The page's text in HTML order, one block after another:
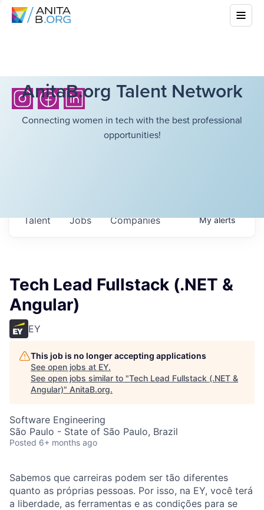
AnitaB.org Talent Network
Connecting women in tech with the best professional
opportunities!
Jobs Companies
Talent Myalerts
Tech Lead Fullstack (.NET &
Angular)
EY
This job is no longer accepting applications
See open jobs at EY.
See open jobs similar to "Tech Lead Fullstack (.NET &
Angular)" AnitaB.org.
Software Engineering
São Paulo - State of São Paulo, Brazil
Posted 6+ months ago
Sabemos que carreiras podem ser tão diferentes
quanto as próprias pessoas. Por isso, na EY, você terá
a liberdade, as ferramentas e as condições para se